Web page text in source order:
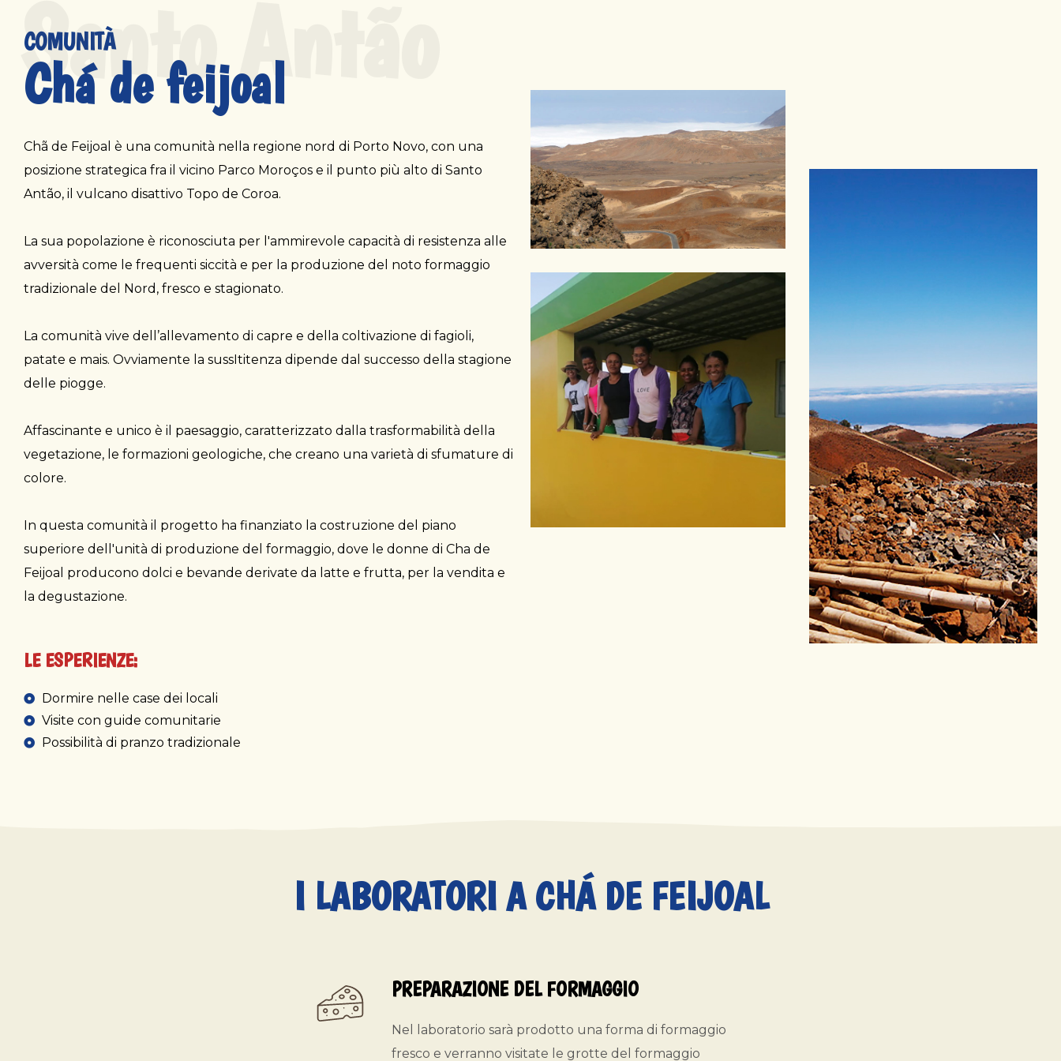
Santo Antão
COMUNITÀ
Chá de feijoal
Chã de Feijoal è una comunità nella regione nord di Porto Novo, con una
posizione strategica fra il vicino Parco Moroços e il punto più alto di Santo
Antão, il vulcano disattivo Topo de Coroa.
La sua popolazione è riconosciuta per l'ammirevole capacità di resistenza alle
avversità come le frequenti siccità e per la produzione del noto formaggio
tradizionale del Nord, fresco e stagionato.
La comunità vive dell’allevamento di capre e della coltivazione di fagioli,
patate e mais. Ovviamente la sussItitenza dipende dal successo della stagione
delle piogge.
Affascinante e unico è il paesaggio, caratterizzato dalla trasformabilità della
vegetazione, le formazioni geologiche, che creano una varietà di sfumature di
colore.
In questa comunità il progetto ha finanziato la costruzione del piano
superiore dell'unità di produzione del formaggio, dove le donne di Cha de
Feijoal producono dolci e bevande derivate da latte e frutta, per la vendita e
la degustazione.
LE ESPERIENZE:
Dormire nelle case dei locali
Visite con guide comunitarie
Possibilità di pranzo tradizionale
I LABORATORI A CHÁ DE FEIJOAL
PREPARAZIONE DEL FORMAGGIO
Nel laboratorio sarà prodotto una forma di formaggio
fresco e verranno visitate le grotte del formaggio